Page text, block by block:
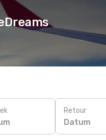
Retour
Datum